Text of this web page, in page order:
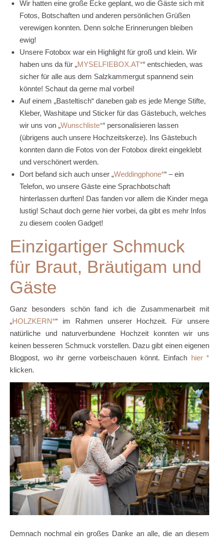
Wir hatten eine große Ecke geplant, wo die Gäste sich mit
Fotos, Botschaften und anderen persönlichen Grüßen
verewigen konnten. Denn solche Erinnerungen bleiben
ewig!
Unsere Fotobox war ein Highlight für groß und klein. Wir
haben uns da für „MYSELFIEBOX.AT “ entschieden, was
sicher für alle aus dem Salzkammergut spannend sein
könnte! Schaut da gerne mal vorbei!
Auf einem „Basteltisch“ daneben gab es jede Menge Stifte,
Kleber, Washitape und Sticker für das Gästebuch, welches
wir uns von „Wunschliste “ personalisieren lassen
(übrigens auch unsere Hochzeitskerze). Ins Gästebuch
konnten dann die Fotos von der Fotobox direkt eingeklebt
und verschönert werden.
Dort befand sich auch unser „Weddingphone “ – ein
Telefon, wo unsere Gäste eine Sprachbotschaft
hinterlassen durften! Das fanden vor allem die Kinder mega
lustig! Schaut doch gerne hier vorbei, da gibt es mehr Infos
zu diesem coolen Gadget!
Einzigartiger Schmuck
für Braut, Bräutigam und
Gäste
Ganz besonders schön fand ich die Zusammenarbeit mit
„HOLZKERN “ im Rahmen unserer Hochzeit. Für unsere
natürliche und naturverbundene Hochzeit konnten wir uns
keinen besseren Schmuck vorstellen. Dazu gibt einen eigenen
Blogpost, wo ihr gerne vorbeischauen könnt. Einfach hier
klicken.
Demnach nochmal ein großes Danke an alle, die an diesem